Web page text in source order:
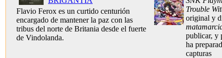
Flavio Ferox es un curtido centurión
encargado de mantener la paz con las
tribus del norte de Britania desde el fuerte
de Vindolanda.
Trouble
original y
publicar, y
ha
capturas